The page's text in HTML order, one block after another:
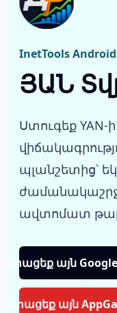
InetTools
ՅԱՆ
Ստուգեք YAN-
պլանշետից՝
ավտոմատ
Ստացեք այն
Ստացեք այն